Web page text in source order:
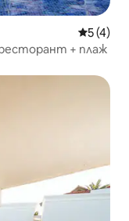
Средна
5 (4)
+ плаж